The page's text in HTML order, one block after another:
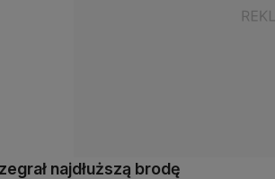
najdłuższą brodę